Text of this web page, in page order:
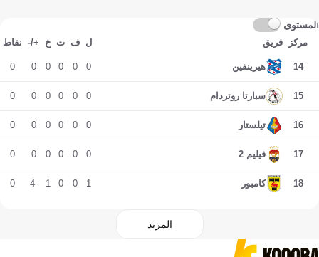
المستوى
مركز فريق ل ف ت خ +/- نقاط
14 هيرينفين 0
0
0
0
0
0
15 سبارتا روتردام 0
0
0
0
0
0
16 تيلستار 0
0
0
0
0
0
17 فيليم 2 0
0
0
0
0
0
18 كامبور 1
0
0
1
-4
0
المزيد